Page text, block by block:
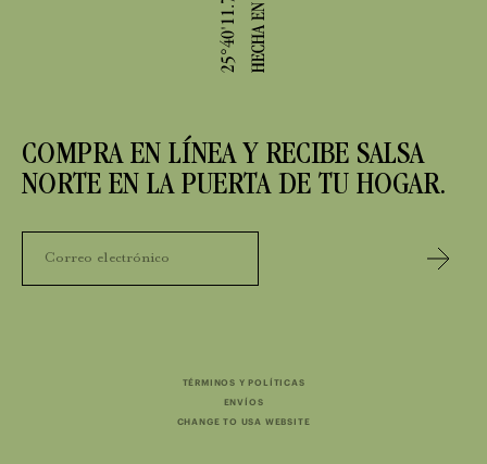
COMPRA EN LÍNEA Y RECIBE SALSA
NORTE EN LA PUERTA DE TU HOGAR.
TÉRMINOS Y POLÍTICAS
ENVÍOS
CHANGE TO USA WEBSITE